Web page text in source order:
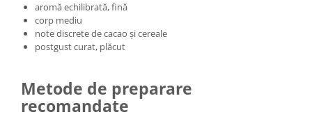
aromă echilibrată, fină
corp mediu
note discrete de cacao și cereale
postgust curat, plăcut
Metode de preparare
recomandate